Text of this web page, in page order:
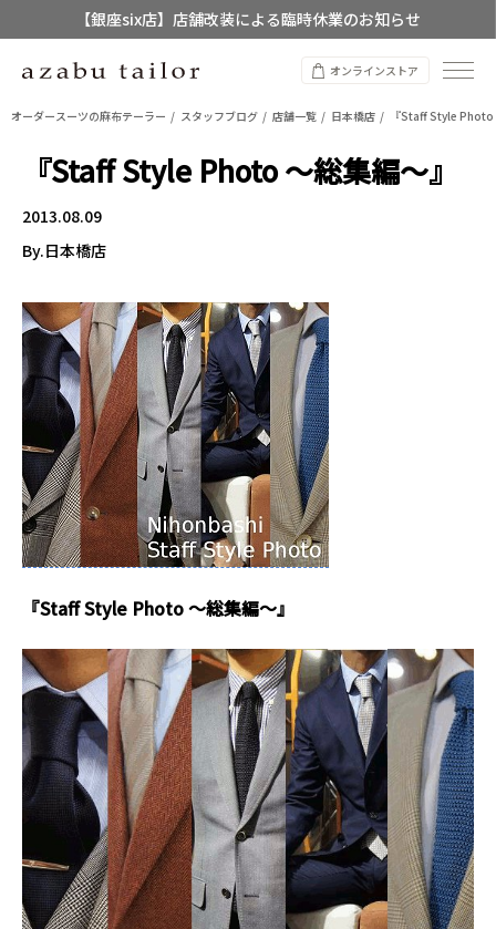
【銀座six店】店舗改装による臨時休業のお知らせ
【店舗限定】レディースオーダースーツ
オンラインストア
オーダースーツの麻布テーラー スタッフブログ 店舗一覧 日本橋店 『Staff Style Photo
『Staff Style Photo ～総集編～』
2013.08.09
By.日本橋店
『Staff Style Photo ～総集編～』